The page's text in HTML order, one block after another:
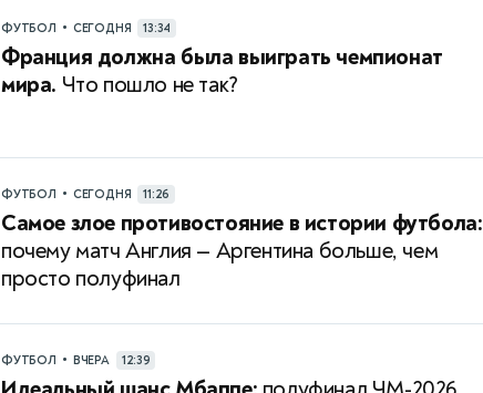
ФУТБОЛ • СЕГОДНЯ 13:34
Франция должна была выиграть чемпионат
мира. Что пошло не так?
ФУТБОЛ • СЕГОДНЯ 11:26
Самое злое противостояние в истории футбола:
почему матч Англия — Аргентина больше, чем
просто полуфинал
ФУТБОЛ • ВЧЕРА 12:39